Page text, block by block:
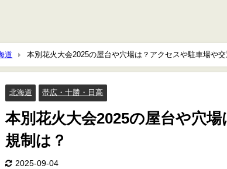
道 本別花火大会2025の屋台や穴場は？アクセスや駐車場や交
北海道 帯広・十勝・日高
本別花火大会2025の屋台や穴
規制は？
2025-09-04